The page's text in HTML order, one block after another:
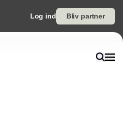
Log ind Bliv partner